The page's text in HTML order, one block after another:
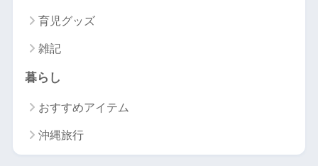
育児グッズ
雑記
暮らし
おすすめアイテム
沖縄旅行